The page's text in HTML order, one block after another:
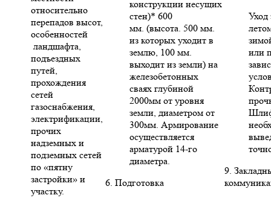
относительно
перепадов высот,
особенностей
ландшафта,
подъездных
путей,
прохождения
сетей
газоснабжения,
электрификации,
прочих
надземных и
подземных сетей
по «пятну
застройки» и
участку.
конструкции несущих
стен)* 600
мм. (высота. 500 мм.
из которых уходит в
землю, 100 мм.
выходит из земли) на
железобетонных
сваях глубиной
2000мм от уровня
земли, диаметром от
300мм. Армирование
осуществляется
арматурой 14-го
диаметра.
6. Подготовка
Уход
или
9.